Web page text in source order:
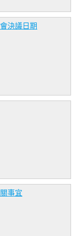
決議日期
事宜